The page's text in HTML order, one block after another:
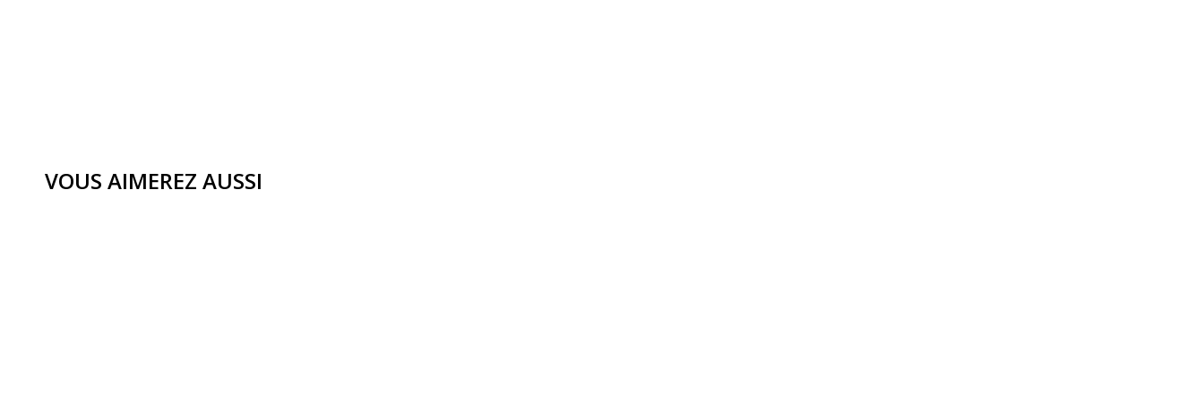
VOUS AIMEREZ AUSSI